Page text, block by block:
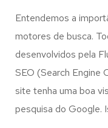
Entendemos a
motores de busca.
desenvolvidos pela
SEO (Search Engine
site tenha uma boa
pesquisa do Google.